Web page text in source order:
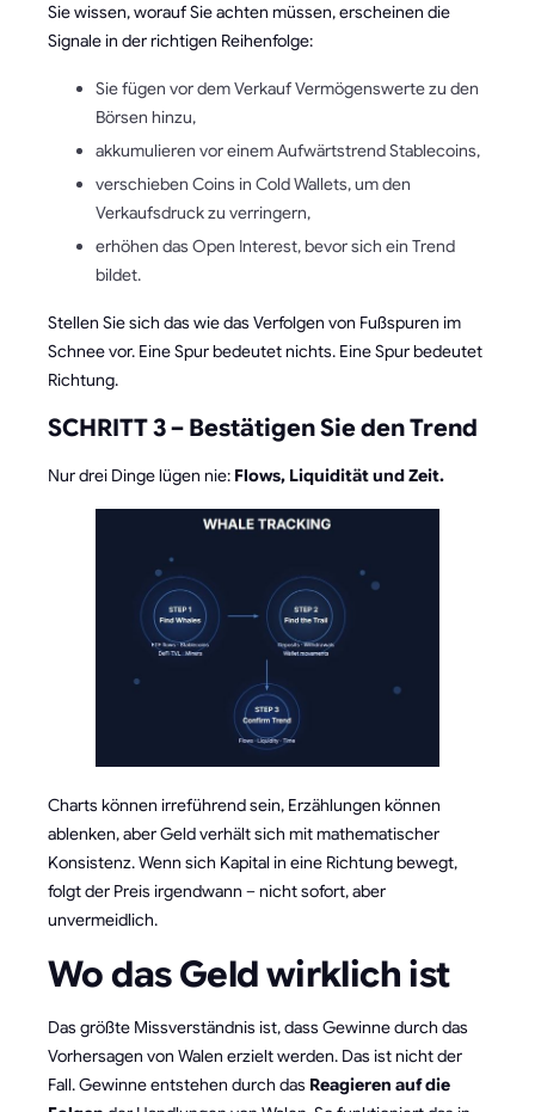
Sie wissen, worauf Sie achten müssen, erscheinen die
Signale in der richtigen Reihenfolge:
Sie fügen vor dem Verkauf Vermögenswerte zu den
Börsen hinzu,
akkumulieren vor einem Aufwärtstrend Stablecoins,
verschieben Coins in Cold Wallets, um den
Verkaufsdruck zu verringern,
erhöhen das Open Interest, bevor sich ein Trend
bildet.
Stellen Sie sich das wie das Verfolgen von Fußspuren im
Schnee vor. Eine Spur bedeutet nichts. Eine Spur bedeutet
Richtung.
SCHRITT 3 – Bestätigen Sie den Trend
Nur drei Dinge lügen nie: Flows, Liquidität und Zeit.
Charts können irreführend sein, Erzählungen können
ablenken, aber Geld verhält sich mit mathematischer
Konsistenz. Wenn sich Kapital in eine Richtung bewegt,
folgt der Preis irgendwann – nicht sofort, aber
unvermeidlich.
Wo das Geld wirklich ist
Das größte Missverständnis ist, dass Gewinne durch das
Vorhersagen von Walen erzielt werden. Das ist nicht der
Fall. Gewinne entstehen durch das Reagieren auf die